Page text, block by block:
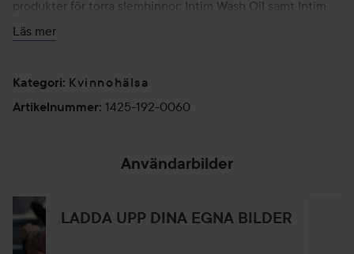
produkter för torra slemhinnor; Intim Wash Oil samt Intim
Relief Balm. Kan användas för daglig intimvård. Kapseln är
22 mm lång, 8 mm bred och går bra att dela på mitten.
Användning:
Rekommenderad dos: 4 kapslar dagligen under 14 dagar,
som alternativ till en varierad kost och en hälsosam livsstil.
60 kapslar
60 st
Läs mer
Kategori: Kvinnohälsa
Artikelnummer: 1425-192-0060
Användarbilder
LADDA UPP DINA EGNA BILDER